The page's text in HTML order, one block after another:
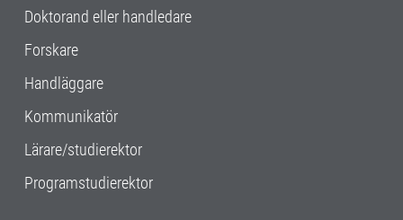
Doktorand eller handledare
Forskare
Handläggare
Kommunikatör
Lärare/studierektor
Programstudierektor